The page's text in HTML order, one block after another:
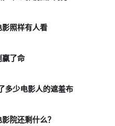
照样有人看
了命
多少电影人的遮羞布
院还剩什么？